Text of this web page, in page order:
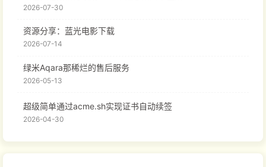
2026-07-30
资源分享：蓝光电影下载
2026-07-14
绿米Aqara那稀烂的售后服务
2026-05-13
超级简单通过acme.sh实现证书自动续签
2026-04-30